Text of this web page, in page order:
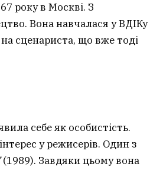
року в Москві. З
Вона навчалася у ВДІКу
сценариста, що вже тоді
себе як особистість.
у режисерів. Один з
(1989). Завдяки цьому вона